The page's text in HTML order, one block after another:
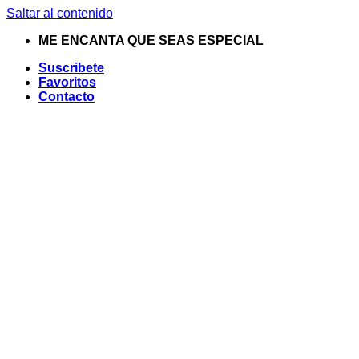
Saltar al contenido
ME ENCANTA QUE SEAS ESPECIAL
Suscribete
Favoritos
Contacto